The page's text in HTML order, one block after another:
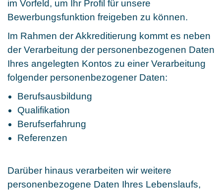
im Vorfeld, um Ihr Profil für unsere
Bewerbungsfunktion freigeben zu können.
Im Rahmen der Akkreditierung kommt es neben
der Verarbeitung der personenbezogenen Daten
Ihres angelegten Kontos zu einer Verarbeitung
folgender personenbezogener Daten:
Berufsausbildung
Qualifikation
Berufserfahrung
Referenzen
Darüber hinaus verarbeiten wir weitere
personenbezogene Daten Ihres Lebenslaufs,